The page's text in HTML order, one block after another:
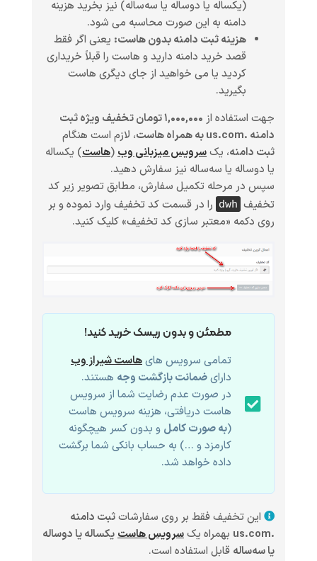
(یکساله یا دوساله یا سه‌ساله) نیز بخرید هزینه
دامنه به این صورت محاسبه می شود.
هزینه ثبت دامنه بدون هاست: یعنی اگر فقط
قصد خرید دامنه دارید و هاست را قبلاً خریداری
کردید یا می خواهید از جای دیگری هاست
بگیرید.
جهت استفاده از
۱,۰۰۰,۰۰۰ تومان تخفیف ویژه ثبت
دامنه .us.com به همراه هاست
، لازم است هنگام
ثبت دامنه، یکسرویس میزبانی وب(هاست) یکساله
یا دوساله یا سه‌ساله نیز سفارش دهید.
سپس در مرحله تکمیل سفارش، مطابق تصویر زیر کد
تخفیف dwh را در قسمت کد تخفیف وارد نموده و بر
روی دکمه «معتبر سازی کد تخفیف» کلیک کنید.
مطمئن و بدون ریسک خرید کنید!
تمامی سرویس هایهاست شیراز وب
دارایضمانت بازگشت وجه هستند.
در صورت عدم رضایت شما از سرویس
هاست دریافتی، هزینه سرویس هاست
(به صورت کامل و بدون کسر هیچگونه
کارمزد و …) به حساب بانکی شما برگشت
داده خواهد شد.
این تخفیف فقط بر روی سفارشاتثبت دامنه
.us.com
بهمراه یکسرویس هاستیکساله یا دوساله
یا سه‌ساله قابل استفاده است.